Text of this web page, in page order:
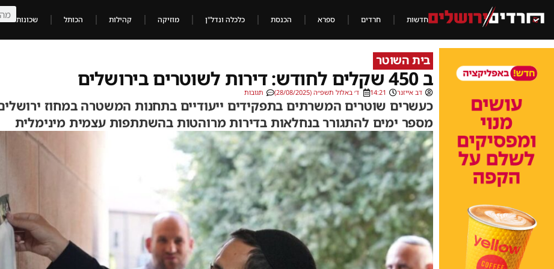
חדשות חרדים ספרא הכנסת כלכלה ונדל"ן מוזיקה קהילות הכותל שכונות
בית השוטר
ב 450 שקלים לחודש: דירות לשוטרים בירושלים
דב אייזנר 14:21 ד׳ באלול תשפ״ה (28/08/2025) תגובות
כעשרים שוטרים המשרתים בתפקידים ייעודיים בתחנות המשטרה במחוז
מספר ימים להתגורר בנחלאות בדירות מרוהטות בהשתתפות עצמית מינימלית